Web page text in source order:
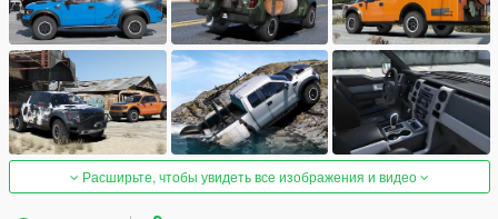
Расширьте, чтобы увидеть все изображения и видео